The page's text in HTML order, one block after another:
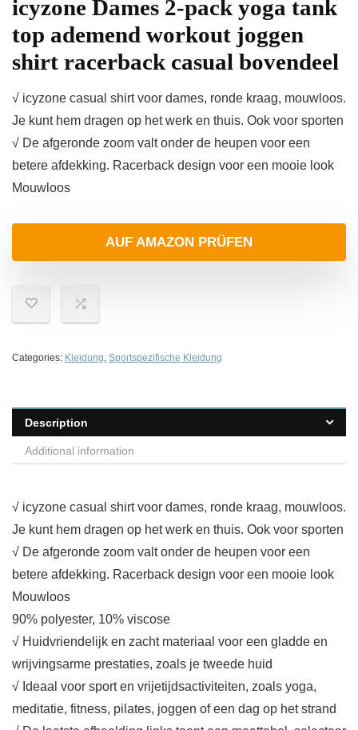
icyzone Dames 2-pack yoga tank
top ademend workout joggen
shirt racerback casual bovendeel
√ icyzone casual shirt voor dames, ronde kraag, mouwloos.
Je kunt hem dragen op het werk en thuis. Ook voor sporten
√ De afgeronde zoom valt onder de heupen voor een
betere afdekking. Racerback design voor een mooie look
Mouwloos
AUF AMAZON PRÜFEN
Categories: Kleidung, Sportspezifische Kleidung
Description
Additional information
√ icyzone casual shirt voor dames, ronde kraag, mouwloos.
Je kunt hem dragen op het werk en thuis. Ook voor sporten
√ De afgeronde zoom valt onder de heupen voor een
betere afdekking. Racerback design voor een mooie look
Mouwloos
90% polyester, 10% viscose
√ Huidvriendelijk en zacht materiaal voor een gladde en
wrijvingsarme prestaties, zoals je tweede huid
√ Ideaal voor sport en vrijetijdsactiviteiten, zoals yoga,
meditatie, fitness, pilates, joggen of een dag op het strand